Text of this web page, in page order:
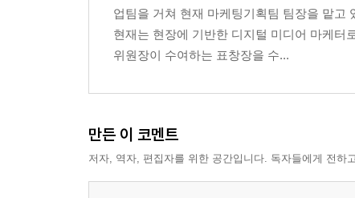
3장 TV도 개방이 흐름이다
- 셋톱박스 없이 인터랙티브 TV 즐기기
- 카누와 구글의 광고 전쟁
- TV의 외출! '슬링 박스' 아직도 진행중
- 아이플레이이어(iPlayer)의 성공 비결
- 한국에서 애플 티비가 팔리지 않는 이유
업팀을 거쳐 현재 마케팅기획팀 팀장을 맡고
현재는 현장에 기반한 디지털 미디어 마케터
위원장이 수여하는 표창장을 수...
만든 이 코멘트
저자, 역자, 편집자를 위한 공간입니다. 독자들에게 전하